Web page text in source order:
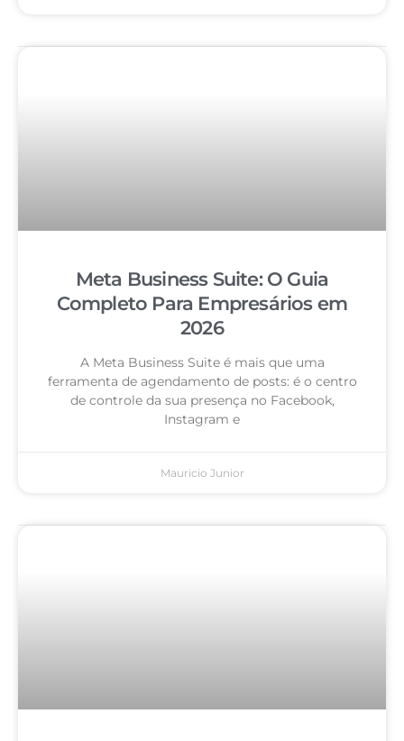
Meta Business Suite: O Guia
Completo Para Empresários em
2026
A Meta Business Suite é mais que uma
ferramenta de agendamento de posts: é o centro
de controle da sua presença no Facebook,
Instagram e
Mauricio Junior